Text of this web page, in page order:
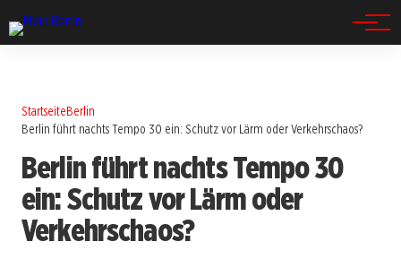
StartseiteBerlin
Berlin führt nachts Tempo 30 ein: Schutz vor Lärm oder Verkehrschaos?
Berlin führt nachts Tempo 30
ein: Schutz vor Lärm oder
Verkehrschaos?